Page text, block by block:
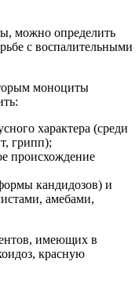
можно определить
с воспалительными
моноциты
характера (среди
грипп);
происхождение
кандидозов) и
амебами,
имеющих в
красную